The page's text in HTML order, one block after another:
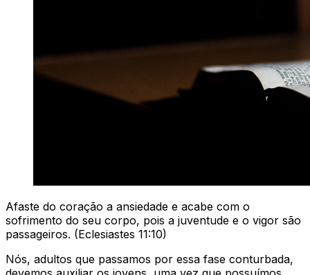
Afaste do coração a ansiedade e acabe com o
sofrimento do seu corpo, pois a juventude e o vigor são
passageiros. (Eclesiastes 11:10)
Nós, adultos que passamos por essa fase conturbada,